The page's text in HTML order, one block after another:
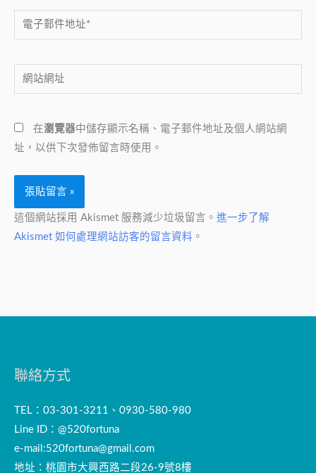
電
子
件
地
*
網
站
址
在瀏覽器中儲存顯示名稱、電子郵件地址及個人網站網
址，以供下次發佈留言時使用。
這個網站採用 Akismet 服務減少垃圾留言。 進一步了解
Akismet 如何處理網站訪客的留言資料 。
聯絡方式
TEL：03-301-3211、0930-580-980
Line ID：@520fortuna
e-mail:520fortuna@gmail.com
地址：桃園市大興西路二段26-9號8樓